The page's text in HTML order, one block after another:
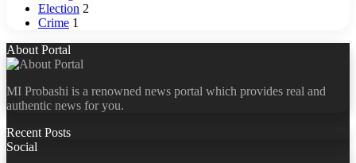
Election 2
Crime 1
About Portal
MI Probashi is a renowned news portal which provides real and
authentic news for you.
Recent Posts
Social